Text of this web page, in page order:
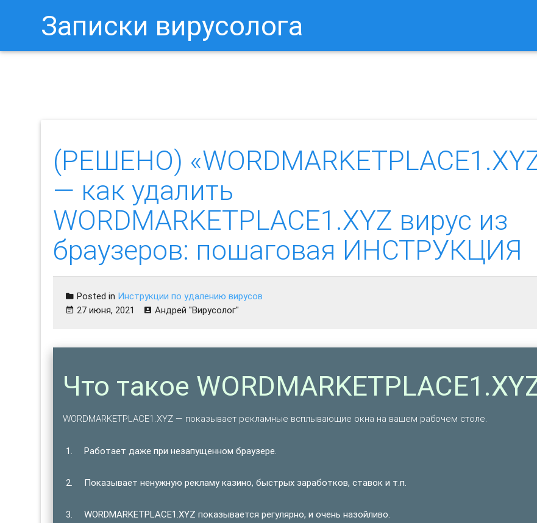
Записки вирусолога
(РЕШЕНО)
— как удалить
WORDMARKETPLACE1.XYZ вирус из
браузеров: пошаговая ИНСТРУКЦИЯ
Posted in Инструкции по удалению вирусов
27 июня, 2021
Андрей "Вирусолог"
Что такое
WORDMARKETPLACE1.XYZ — показывает рекламные всплывающие окна на вашем рабочем столе.
Работает даже при незапущенном браузере.
Показывает ненужную рекламу казино, быстрых заработков, ставок и т.п.
WORDMARKETPLACE1.XYZ показывается регулярно, и очень назойливо.